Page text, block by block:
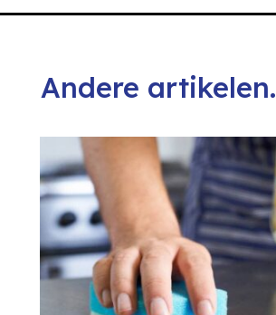
Andere artikelen.